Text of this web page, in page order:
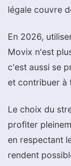
légale couvre
En 2026,
Movix n'est
c'est aussi se
et contribuer à
Le choix du
profiter
en respectant
rendent